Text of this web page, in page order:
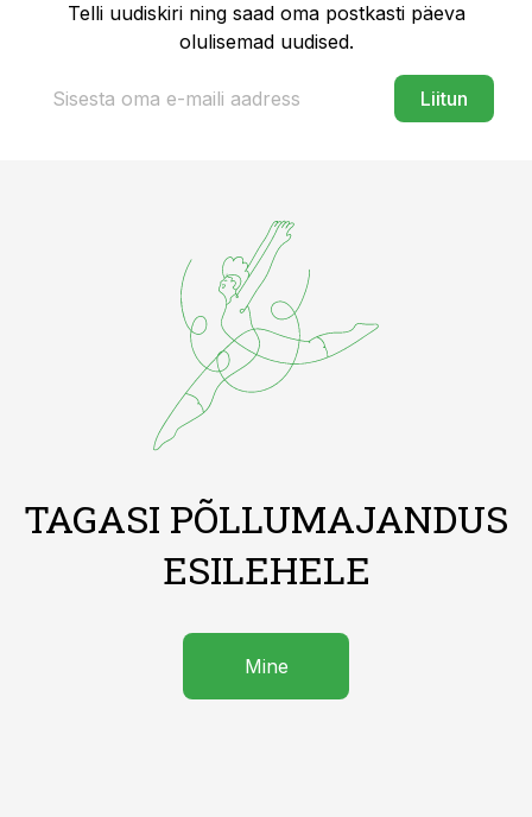
Telli uudiskiri ning saad oma postkasti päeva
olulisemad uudised.
Liitun
TAGASI PÕLLUMAJANDUS
ESILEHELE
Mine